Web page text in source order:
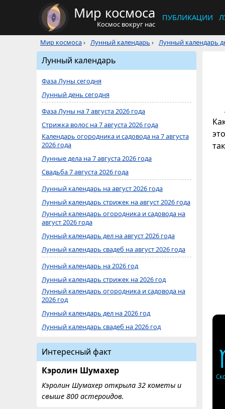
Мир космоса
Космос вокруг нас
ПУБЛИКАЦИИ
Мир космоса› Лунный календарь › Лунный календарь
Лунный календарь
Фаза Луны сегодня
Лунный день сегодня
Фаза Луны на 7 августа 2026 года
Стрижка волос на 7 августа 2026 года
Календарь огородника и садовода на 7 августа
2026 года
Лунные дела на 7 августа 2026 года
Свадьба 7 августа 2026 года
Лунный календарь на август 2026 года
Лунный календарь стрижек на август 2026 года
Лунный календарь огородника и садовода на
август 2026 года
Лунный календарь дел на август 2026 года
Лунный календарь свадеб на август 2026 года
Лунный календарь на 2026 год
Лунный календарь стрижек на 2026 год
Лунный календарь огородника и садовода на
2026 год
Лунный календарь дел на 2026 год
Лунный календарь свадеб на 2026 год
Интересный факт
Кэролин Шумахер
Кэролин Шумахер открыла 32 кометы и
свыше 800 астероидов.